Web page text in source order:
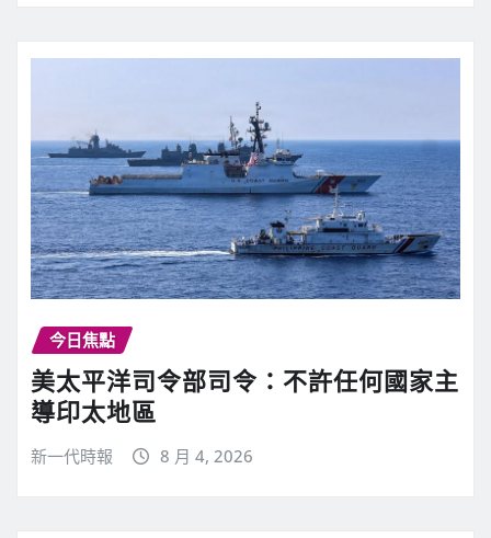
今日焦點
美太平洋司令部司令：不許任何國家主
導印太地區
新一代時報 8 月 4, 2026